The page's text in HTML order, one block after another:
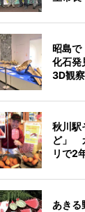
昭島で
化石発
3D観
秋川駅
ど」
リで2
あきる